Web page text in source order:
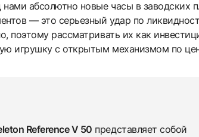
абсолютно новые часы в заводских
— это серьезный удар по
поэтому рассматривать их как
игрушку с открытым механизмом по
Reference V 50 представляет собой